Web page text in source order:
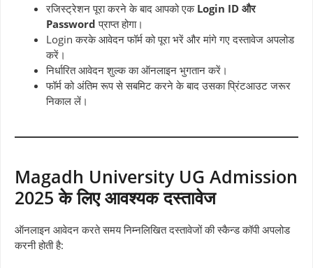
रजिस्ट्रेशन पूरा करने के बाद आपको एक Login ID और
Password प्राप्त होगा।
Login करके आवेदन फॉर्म को पूरा भरें और मांगे गए दस्तावेज अपलोड
करें।
निर्धारित आवेदन शुल्क का ऑनलाइन भुगतान करें।
फॉर्म को अंतिम रूप से सबमिट करने के बाद उसका प्रिंटआउट जरूर
निकाल लें।
Magadh University UG Admission
2025 के लिए आवश्यक दस्तावेज
ऑनलाइन आवेदन करते समय निम्नलिखित दस्तावेजों की स्कैन्ड कॉपी अपलोड
करनी होती है: